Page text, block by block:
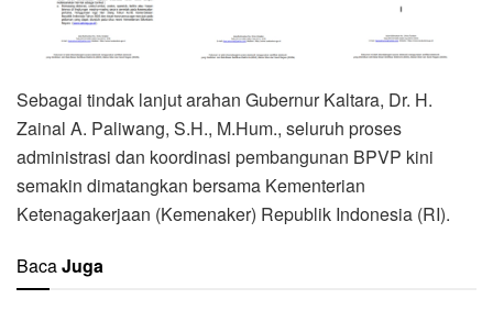
Sebagai tindak lanjut arahan Gubernur Kaltara, Dr. H.
Zainal A. Paliwang, S.H., M.Hum., seluruh proses
administrasi dan koordinasi pembangunan BPVP kini
semakin dimatangkan bersama Kementerian
Ketenagakerjaan (Kemenaker) Republik Indonesia (RI).
BacaJuga